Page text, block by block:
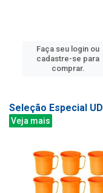
Faça seu login ou
cadastre-se para
comprar.
Seleção Especial UD
Veja mais